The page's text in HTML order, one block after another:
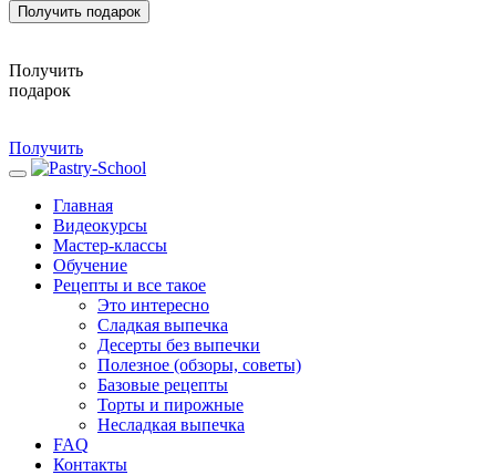
Получить подарок
Получить
подарок
Получить
Главная
Видеокурсы
Мастер-классы
Обучение
Рецепты и все такое
Это интересно
Сладкая выпечка
Десерты без выпечки
Полезное (обзоры, советы)
Базовые рецепты
Торты и пирожные
Несладкая выпечка
FAQ
Контакты